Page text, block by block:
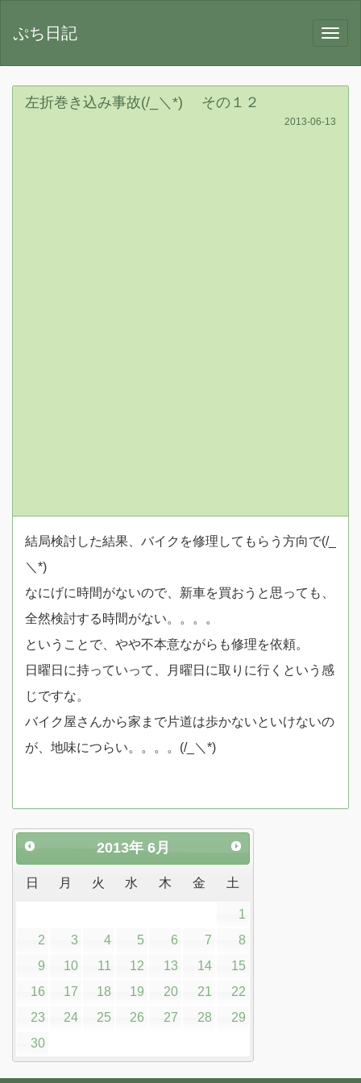
ぷち日記
左折巻き込み事故(/_＼*) その１２
2013-06-13
結局検討した結果、バイクを修理してもらう方向で(/_
＼*)
なにげに時間がないので、新車を買おうと思っても、
全然検討する時間がない。。。。
ということで、やや不本意ながらも修理を依頼。
日曜日に持っていって、月曜日に取りに行くという感
じですな。
バイク屋さんから家まで片道は歩かないといけないの
が、地味につらい。。。。(/_＼*)
2013年 6月
日 月 火 水 木 金 土
1
2
3 4 5 6 7
8
9
10 11 12 13 14
15
16
17 18 19 20 21
22
23
24 25 26 27 28
29
30